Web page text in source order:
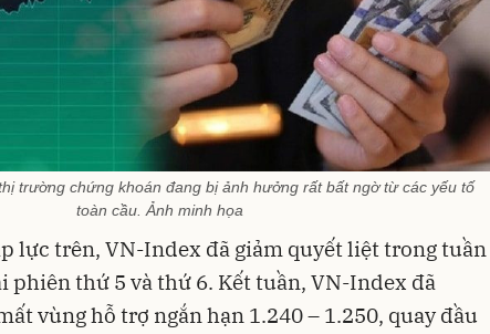
trường chứng khoán đang bị ảnh hưởng rất bất ngờ từ các yếu tố
toàn cầu. Ảnh minh họa
lực trên, VN-Index đã giảm quyết liệt trong tuần
phiên thứ 5 và thứ 6. Kết tuần, VN-Index đã
vùng hỗ trợ ngắn hạn 1.240 – 1.250, quay đầu